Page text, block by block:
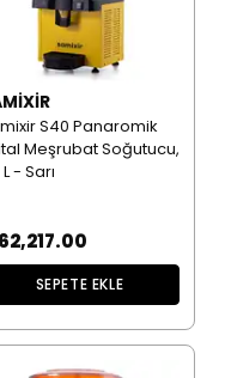
S40 Panaromik
Meşrubat Soğutucu,
- Sarı
SEPETE EKLE